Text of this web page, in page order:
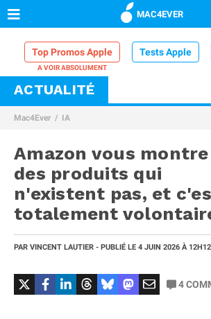
MAC4EVER
Top Promos Apple Tests Apple
VPN Mac
Comparatif iPhone
ACTUALITÉ
Mac4Ever IA
Amazon vous montre
des produits qui
n'existent pas, et
totalement
PAR VINCENT LAUTIER - PUBLIÉ LE 4 JUIN 2026 À 12H12
4